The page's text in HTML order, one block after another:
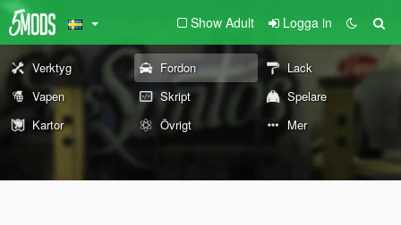
Show Adult Logga in
Verktyg Fordon
Lack
Vapen
Skript
Spelare
Kartor
Övrigt Mer